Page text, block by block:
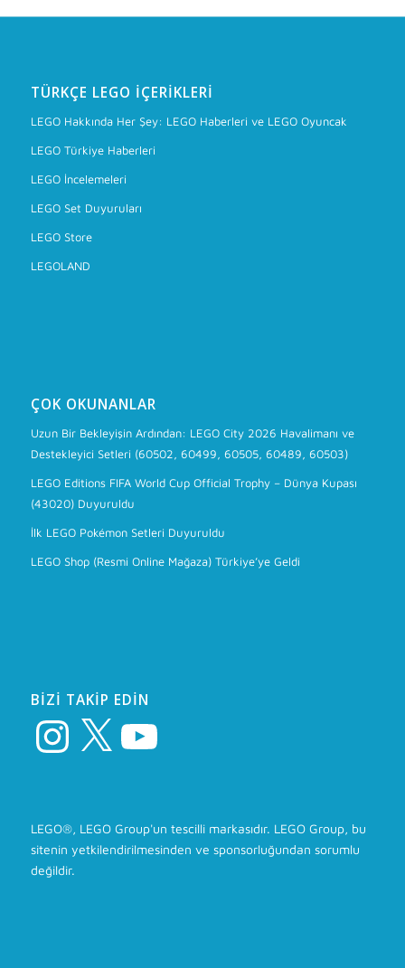
TÜRKÇE LEGO İÇERIKLERI
LEGO Hakkında Her Şey: LEGO Haberleri ve LEGO Oyuncak
LEGO Türkiye Haberleri
LEGO İncelemeleri
LEGO Set Duyuruları
LEGO Store
LEGOLAND
ÇOK OKUNANLAR
Uzun Bir Bekleyişin Ardından: LEGO City 2026 Havalimanı ve
Destekleyici Setleri (60502, 60499, 60505, 60489, 60503)
LEGO Editions FIFA World Cup Official Trophy – Dünya Kupası
(43020) Duyuruldu
İlk LEGO Pokémon Setleri Duyuruldu
LEGO Shop (Resmi Online Mağaza) Türkiye’ye Geldi
BIZI TAKIP EDIN
Instagram YouTube
LEGO®, LEGO Group'un tescilli markasıdır. LEGO Group, bu
sitenin yetkilendirilmesinden ve sponsorluğundan sorumlu
değildir.